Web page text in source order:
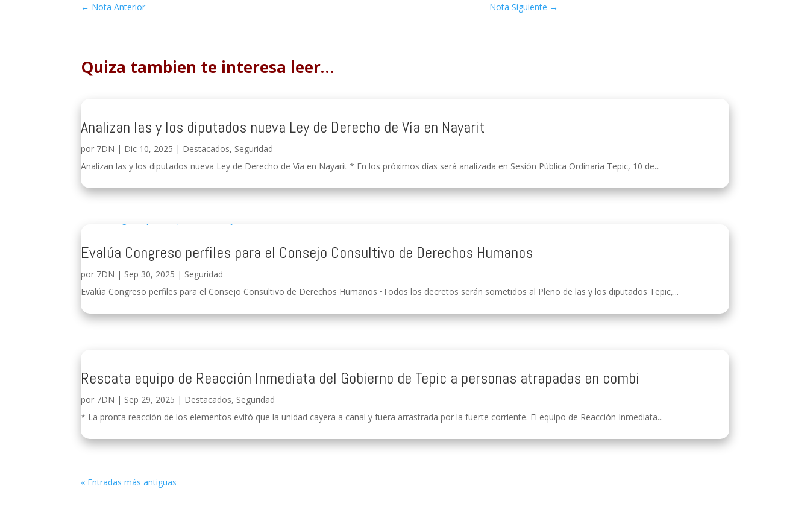
← Nota Anterior Nota Siguiente →
Quiza tambien te interesa leer…
Analizan las y los diputados nueva Ley de Derecho de Vía en Nayarit
por 7DN | Dic 10, 2025 | Destacados, Seguridad
Analizan las y los diputados nueva Ley de Derecho de Vía en Nayarit * En los próximos días será analizada en Sesión Pública Ordinaria Tepic, 10 de...
Evalúa Congreso perfiles para el Consejo Consultivo de Derechos Humanos
por 7DN | Sep 30, 2025 | Seguridad
Evalúa Congreso perfiles para el Consejo Consultivo de Derechos Humanos •Todos los decretos serán sometidos al Pleno de las y los diputados Tepic,...
Rescata equipo de Reacción Inmediata del Gobierno de Tepic a personas atrapadas en combi
por 7DN | Sep 29, 2025 | Destacados, Seguridad
* La pronta reacción de los elementos evitó que la unidad cayera a canal y fuera arrastrada por la fuerte corriente. El equipo de Reacción Inmediata...
« Entradas más antiguas